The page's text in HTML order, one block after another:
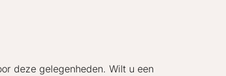
deze gelegenheden. Wilt u een